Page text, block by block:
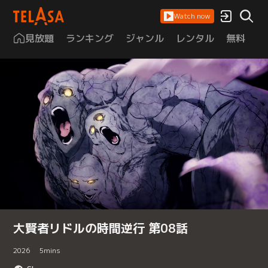
Watch now
見放題 ランキング ジャンル レンタル 無料
大賢者リドルの時間逆行 第08話
2026 5mins